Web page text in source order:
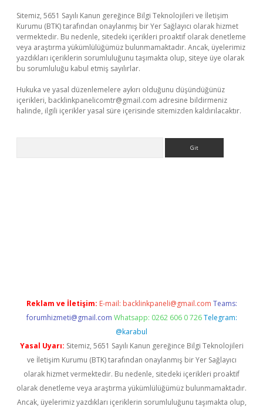
Sitemiz, 5651 Sayılı Kanun gereğince Bilgi Teknolojileri ve İletişim
Kurumu (BTK) tarafından onaylanmış bir Yer Sağlayıcı olarak hizmet
vermektedir. Bu nedenle, sitedeki içerikleri proaktif olarak denetleme
veya araştırma yükümlülüğümüz bulunmamaktadır. Ancak, üyelerimiz
yazdıkları içeriklerin sorumluluğunu taşımakta olup, siteye üye olarak
bu sorumluluğu kabul etmiş sayılırlar.
Hukuka ve yasal düzenlemelere aykırı olduğunu düşündüğünüz
içerikleri, backlinkpanelicomtr@gmail.com adresine bildirmeniz
halinde, ilgili içerikler yasal süre içerisinde sitemizden kaldırılacaktır.
Reklam ve İletişim: E-mail: backlinkpaneli@gmail.com Teams:
forumhizmeti@gmail.com Whatsapp: 0262 606 0 726 Telegram:
@karabul
Yasal Uyarı: Sitemiz, 5651 Sayılı Kanun gereğince Bilgi Teknolojileri
ve İletişim Kurumu (BTK) tarafından onaylanmış bir Yer Sağlayıcı
olarak hizmet vermektedir. Bu nedenle, sitedeki içerikleri proaktif
olarak denetleme veya araştırma yükümlülüğümüz bulunmamaktadır.
Ancak, üyelerimiz yazdıkları içeriklerin sorumluluğunu taşımakta olup,